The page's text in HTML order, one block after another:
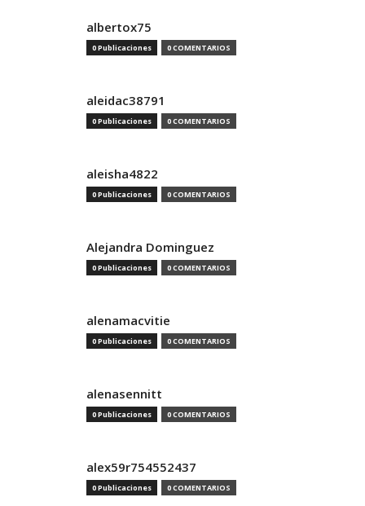
albertox75
0 Publicaciones 0 COMENTARIOS
aleidac38791
0 Publicaciones 0 COMENTARIOS
aleisha4822
0 Publicaciones 0 COMENTARIOS
Alejandra Dominguez
0 Publicaciones 0 COMENTARIOS
alenamacvitie
0 Publicaciones 0 COMENTARIOS
alenasennitt
0 Publicaciones 0 COMENTARIOS
alex59r754552437
0 Publicaciones 0 COMENTARIOS